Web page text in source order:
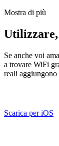
Mostra di più
Se anche voi
a trovare WiFi
reali
Scarica per iOS